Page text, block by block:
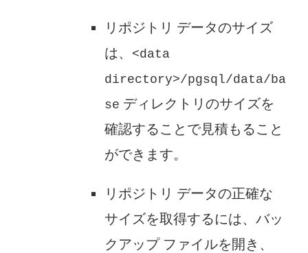
リポジトリ データのサイズ
は、
<data
directory>/pgsql/data/ba
se ディレクトリのサイズを
確認することで見積もること
ができます。
リポジトリ データの正確な
サイズを取得するには、バッ
クアップ ファイルを開き、